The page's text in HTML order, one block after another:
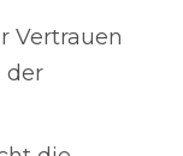
Vertrauen
der